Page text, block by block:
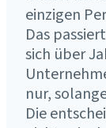
einzigen
Das
sich über
nur,
Die